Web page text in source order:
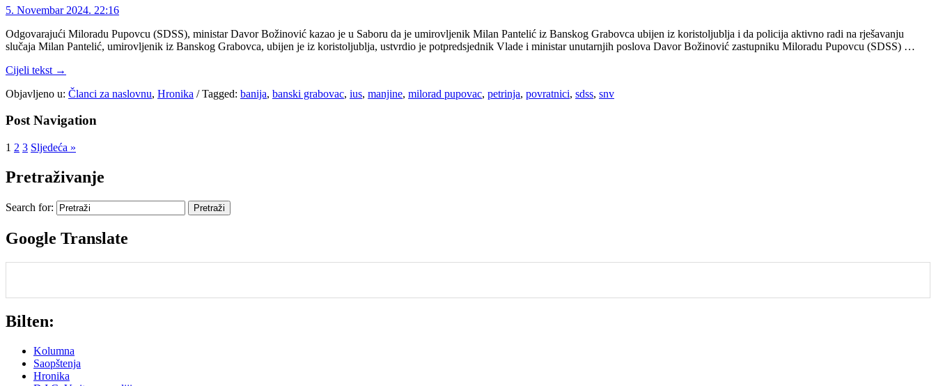
5. Novembar 2024. 22:16
Odgovarajući Miloradu Pupovcu (SDSS), ministar Davor Božinović kazao je u Saboru da je umirovljenik Milan Pantelić iz Banskog Grabovca ubijen iz koristoljublja i da policija aktivno radi na rješavanju
slučaja Milan Pantelić, umirovljenik iz Banskog Grabovca, ubijen je iz koristoljublja, ustvrdio je potpredsjednik Vlade i ministar unutarnjih poslova Davor Božinović zastupniku Miloradu Pupovcu (SDSS) …
Cijeli tekst →
Objavljeno u: Članci za naslovnu, Hronika /Tagged: banija, banski grabovac, ius, manjine, milorad pupovac, petrinja, povratnici, sdss, snv
Post Navigation
1 2 3 Sljedeća »
Pretraživanje
Search for:
Google Translate
Bilten:
Kolumna
Saopštenja
Hronika